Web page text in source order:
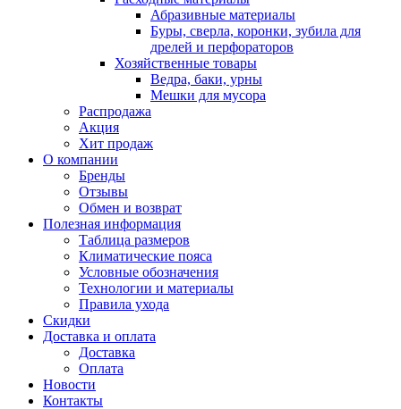
Абразивные материалы
Буры, сверла, коронки, зубила для
дрелей и перфораторов
Хозяйственные товары
Ведра, баки, урны
Мешки для мусора
Распродажа
Акция
Хит продаж
О компании
Бренды
Отзывы
Обмен и возврат
Полезная информация
Таблица размеров
Климатические пояса
Условные обозначения
Технологии и материалы
Правила ухода
Скидки
Доставка и оплата
Доставка
Оплата
Новости
Контакты